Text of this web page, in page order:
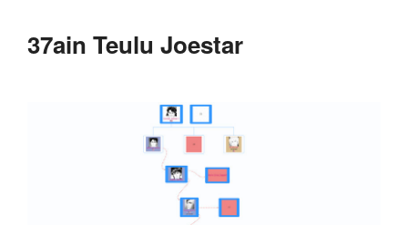
37ain Teulu Joestar